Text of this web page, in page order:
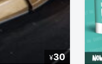
¥30